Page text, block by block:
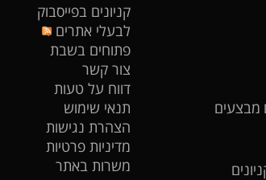
מבצעים
קניונים בפייסבוק
לבעלי אתרים
פתוחים בשבת
צור קשר
דווח על טעות
תנאי שימוש
הצהרת נגישות
מדיניות פרטיות
משרות באתר